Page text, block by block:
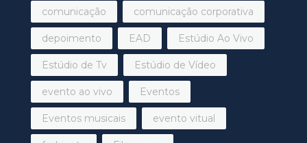
comunicação comunicação corporativa
depoimento EAD Estúdio Ao Vivo
Estúdio de Tv Estúdio de Vídeo
evento ao vivo Eventos
Eventos musicais evento vitual